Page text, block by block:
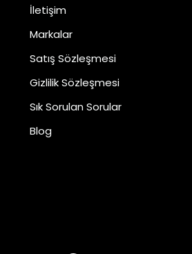
İletişim
Markalar
Satış Sözleşmesi
Gizlilik Sözleşmesi
Sık Sorulan Sorular
Blog